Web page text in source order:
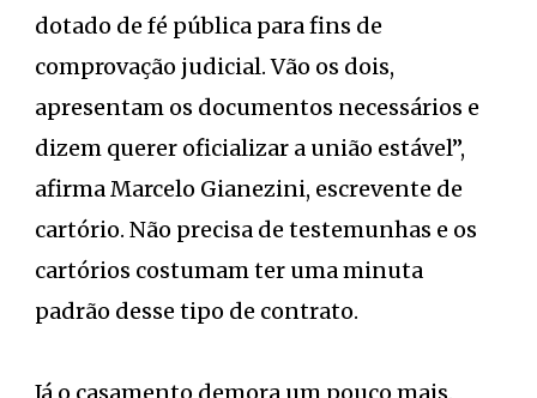
dotado de fé pública para fins de
comprovação judicial. Vão os dois,
apresentam os documentos necessários e
dizem querer oficializar a união estável”,
afirma Marcelo Gianezini, escrevente de
cartório. Não precisa de testemunhas e os
cartórios costumam ter uma minuta
padrão desse tipo de contrato.
Já o casamento demora um pouco mais,